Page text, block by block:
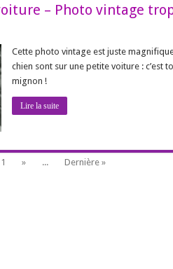
– Photo vintage
Cette photo vintage est juste
chien sont sur une petite voiture : c’est
mignon !
Lire la suite
» ... Dernière »